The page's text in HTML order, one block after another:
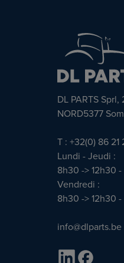
DL PARTS
NORD5377
T : +32(0) 86 21
Lundi - Jeudi :
8h30 -> 12h30 -
Vendredi :
8h30 -> 12h30 -
info@dlparts.be